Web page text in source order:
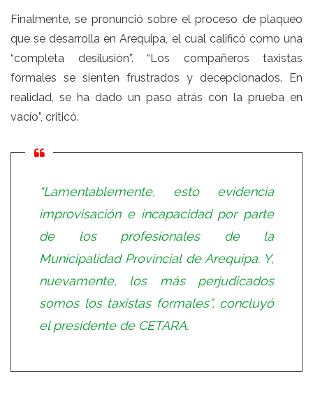
Finalmente, se pronunció sobre el proceso de plaqueo
que se desarrolla en Arequipa, el cual calificó como una
“completa desilusión”. “Los compañeros taxistas
formales se sienten frustrados y decepcionados. En
realidad, se ha dado un paso atrás con la prueba en
vacío”, criticó.
“Lamentablemente, esto evidencia
improvisación e incapacidad por parte
de los profesionales de la
Municipalidad Provincial de Arequipa. Y,
nuevamente, los más perjudicados
somos los taxistas formales”, concluyó
el presidente de CETARA.